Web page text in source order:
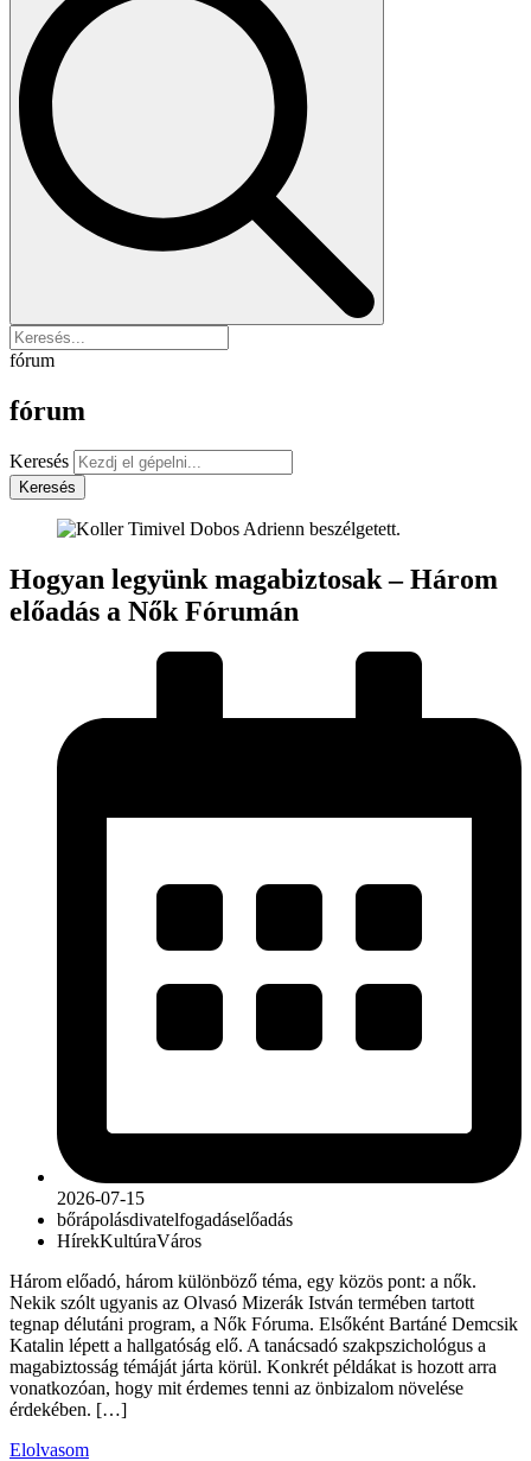
fórum
fórum
Keresés
Keresés
Hogyan legyünk magabiztosak – Három
előadás a Nők Fórumán
2026-07-15
bőrápolásdivatelfogadáselőadás
HírekKultúraVáros
Három előadó, három különböző téma, egy közös pont: a nők.
Nekik szólt ugyanis az Olvasó Mizerák István termében tartott
tegnap délutáni program, a Nők Fóruma. Elsőként Bartáné Demcsik
Katalin lépett a hallgatóság elő. A tanácsadó szakpszichológus a
magabiztosság témáját járta körül. Konkrét példákat is hozott arra
vonatkozóan, hogy mit érdemes tenni az önbizalom növelése
érdekében. […]
Elolvasom